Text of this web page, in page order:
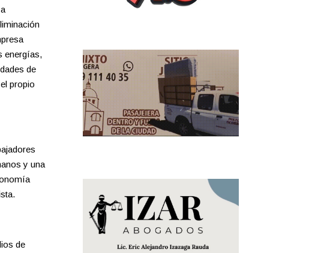
energías,
de
propio
y una
de